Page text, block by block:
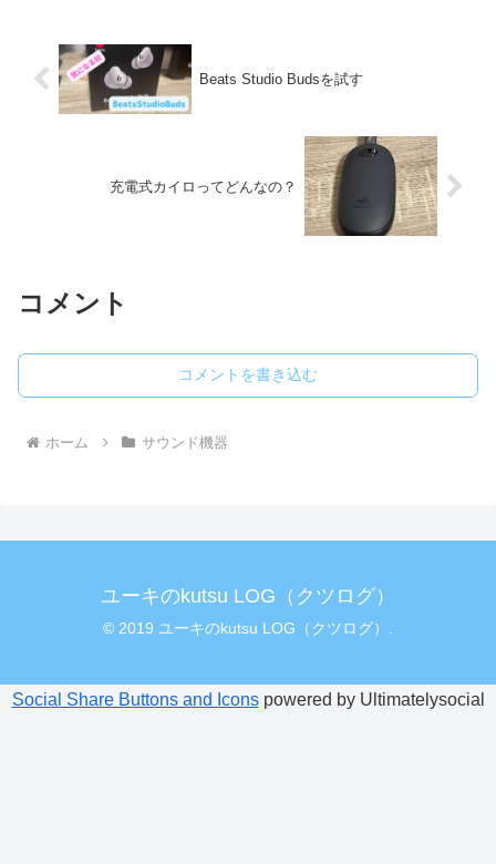
Beats Studio Budsを試す
充電式カイロってどんなの？
コメント
コメントを書き込む
ホーム サウンド機器
ユーキのkutsu LOG（クツログ）
© 2019 ユーキのkutsu LOG（クツログ）.
Social Share Buttons and Iconspowered by Ultimatelysocial